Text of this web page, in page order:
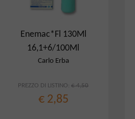
Enemac*Fl 130Ml
16,1+6/100Ml
Carlo Erba
PREZZO DI LISTINO: € 4,50
€ 2,85